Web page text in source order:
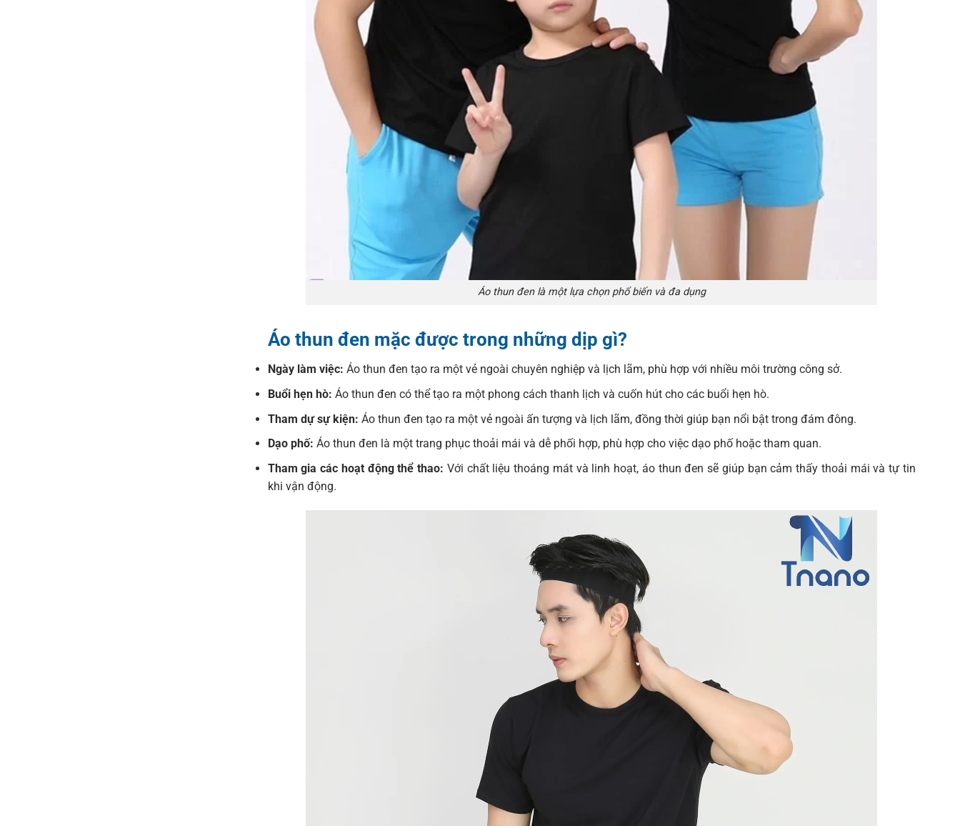
Áo thun đen là một lựa chọn phổ biến và đa dụng
Áo thun đen mặc được trong những dịp gì?
Ngày làm việc: Áo thun đen tạo ra một vẻ ngoài chuyên nghiệp và lịch lãm, phù hợp với nhiều môi trường công sở.
Buổi hẹn hò: Áo thun đen có thể tạo ra một phong cách thanh lịch và cuốn hút cho các buổi hẹn hò.
Tham dự sự kiện: Áo thun đen tạo ra một vẻ ngoài ấn tượng và lịch lãm, đồng thời giúp bạn nổi bật trong đám đông.
Dạo phố: Áo thun đen là một trang phục thoải mái và dễ phối hợp, phù hợp cho việc dạo phố hoặc tham quan.
Tham gia các hoạt động thể thao: Với chất liệu thoáng mát và linh hoạt, áo thun đen sẽ giúp bạn cảm thấy thoải mái và tự tin
khi vận động.